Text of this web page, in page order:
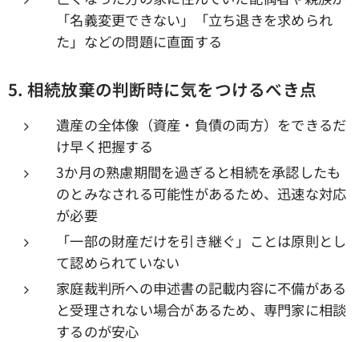
「名義変更できない」「立ち退きを求められ
た」などの問題に直面する
5. 相続放棄の判断時に気をつけるべき点
遺産の全体像（資産・負債の両方）をできるだ
け早く把握する
3か月の熟慮期間を過ぎると相続を承認したも
のとみなされる可能性があるため、迅速な対応
が必要
「一部の財産だけを引き継ぐ」ことは原則とし
て認められていない
家庭裁判所への申述書の記載内容に不備がある
と受理されない場合があるため、専門家に相談
するのが安心